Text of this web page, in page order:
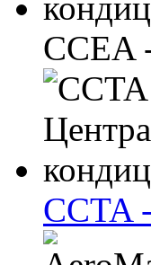
CCEA
CCTA